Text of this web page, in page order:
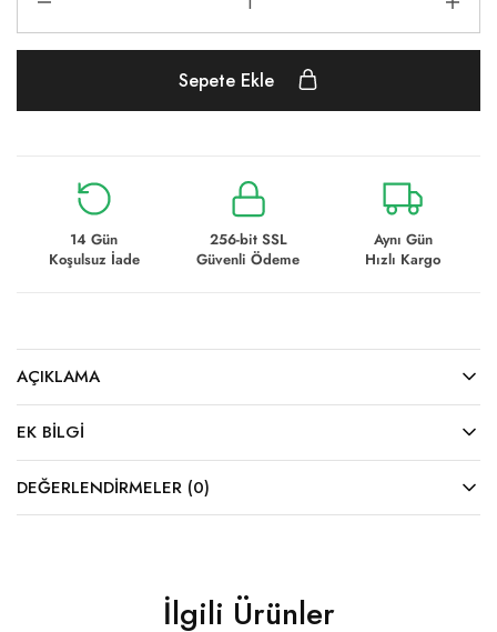
Sepete Ekle
14 Gün
Koşulsuz İade
256-bit SSL
Güvenli Ödeme
Aynı Gün
Hızlı Kargo
AÇIKLAMA
EK BILGI
DEĞERLENDIRMELER (0)
İlgili Ürünler